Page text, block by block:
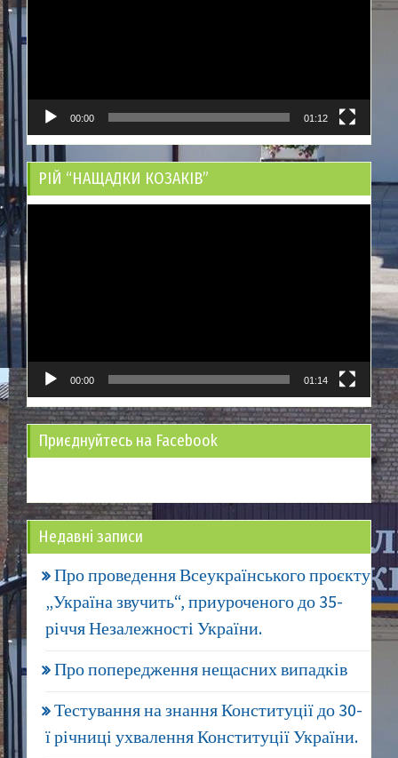
00:00 01:12
РІЙ “НАЩАДКИ КОЗАКІВ”
00:00 01:14
Приєднуйтесь на Facebook
Недавні записи
Про проведення Всеукраїнського проєкту
„Україна звучить“, приуроченого до 35-
річчя Незалежності України.
Про попередження нещасних випадків
Тестування на знання Конституції до 30-
ї річниці ухвалення Конституції України.